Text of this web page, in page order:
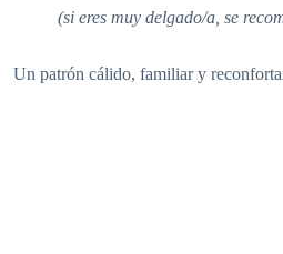
(si eres muy delgado/a, se
Un patrón cálido, familiar y